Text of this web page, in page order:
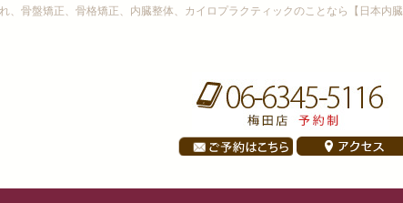
骨盤矯正、骨格矯正、内臓整体、カイロプラクティックのことなら【日本内臓